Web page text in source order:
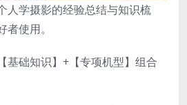
人学摄影的经验总结与知识梳
使用。
基础知识】+【专项机型】组合